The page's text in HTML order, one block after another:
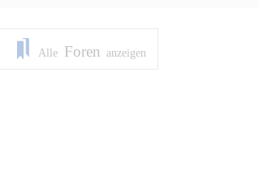
Alle Foren anzeigen